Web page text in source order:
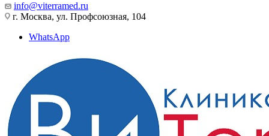
info@viterramed.ru
г. Москва, ул. Профсоюзная, 104
WhatsApp